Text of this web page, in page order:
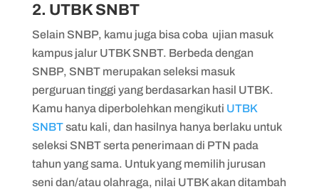
2. UTBK SNBT
Selain SNBP, kamu juga bisa coba ujian masuk
kampus jalur UTBK SNBT. Berbeda dengan
SNBP, SNBT merupakan seleksi masuk
perguruan tinggi yang berdasarkan hasil UTBK.
Kamu hanya diperbolehkan mengikuti UTBK
SNBTsatu kali, dan hasilnya hanya berlaku untuk
seleksi SNBT serta penerimaan di PTN pada
tahun yang sama. Untuk yang memilih jurusan
seni dan/atau olahraga, nilai UTBK akan ditambah